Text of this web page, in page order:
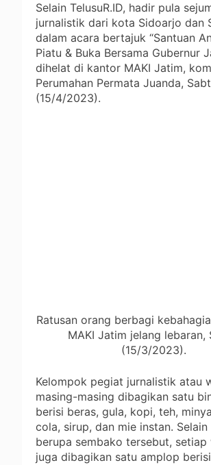
Selain TelusuR.ID, hadir pula
jurnalistik dari kota Sidoarjo dan
dalam acara bertajuk “Santuan
Piatu & Buka Bersama Gubernur
dihelat di kantor MAKI Jatim,
Perumahan Permata Juanda,
(15/4/2023).
Ratusan orang berbagi
MAKI Jatim jelang lebaran,
(15/3/2023).
Kelompok pegiat jurnalistik atau
masing-masing dibagikan satu
berisi beras, gula, kopi, teh,
cola, sirup, dan mie instan.
berupa sembako tersebut, setiap
juga dibagikan satu amplop